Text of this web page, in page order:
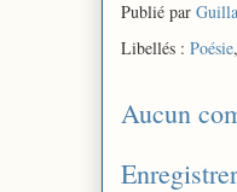
Publié par
Libellés : Poésie,
Aucun